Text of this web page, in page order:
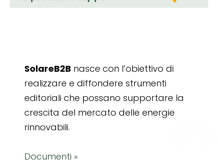
SolareB2B nasce con l’obiettivo di
realizzare e diffondere strumenti
editoriali che possano supportare la
crescita del mercato delle energie
rinnovabili.
Documenti »